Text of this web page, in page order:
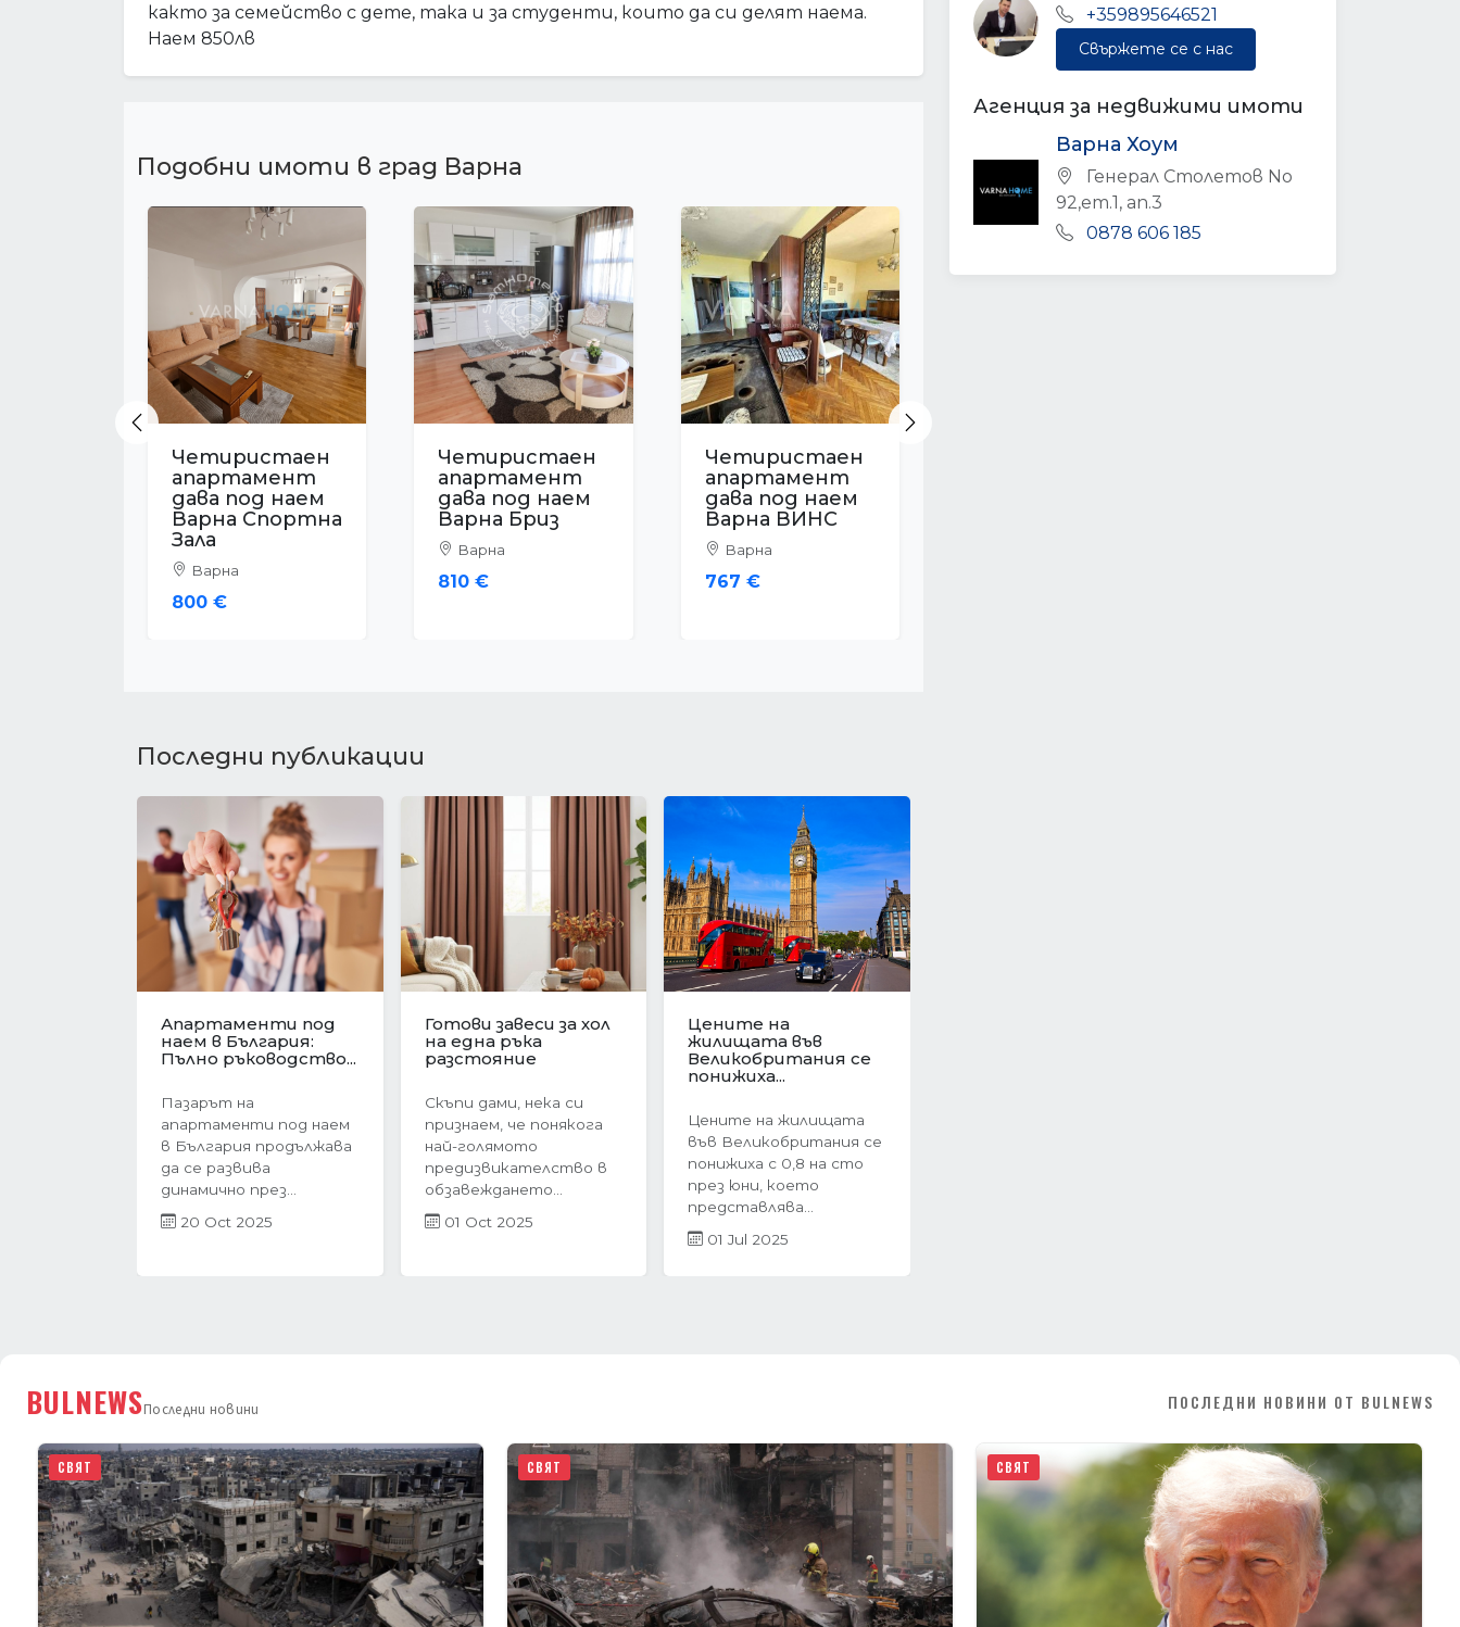
както за семейство с дете, така и за студенти, които да си делят наема.
Наем 850лв
Подобни имоти в град Варна
Четиристаен
апартамент
дава под наем
Варна Център
Варна
700 €
Четиристаен
апартамент
дава под наем
Варна Левски
Варна
750 €
Previous Next
Варна в
навечерието на
еврозоната....
Имотният пазар във
Варна преживява
период на интензивен
растеж в навечерието
на...
27 Jun 2025
цените на
жилищата в
България:...
През последния
тримесечие на 2024
година жилищният
пазар в България
бележи невероятен...
21 Apr 2025
ново
строителство?
Предимствата на...
за покупка на жилище,
много хора
инстинктивно се
насочват към...
05 Mar 2025
Предишна
+359895646521
Свържете се с нас
Агенция за недвижими имоти
Варна Хоум
Генерал Столетов No
92,ет.1, ап.3
0878 606 185
BULNEWS
СВЯТ СВЯТ